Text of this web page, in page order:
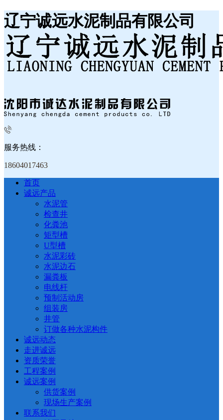
辽宁诚远水泥制品有限公司
服务热线：
18604017463
首页
诚远产品
水泥管
检查井
化粪池
矩型槽
U型槽
水泥彩砖
水泥边石
漏粪板
电线杆
预制活动房
组装房
井管
订做各种水泥构件
诚远动态
走进诚远
资质荣誉
工程案例
诚远案例
供货案例
现场生产案例
联系我们